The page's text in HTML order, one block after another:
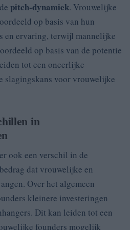
pitch-dynamiek. Vrouwelijke
op basis van hun
en ervaring, terwijl mannelijke
op basis van de potentie
tot een oneerlijke
slagingskans voor vrouwelijke
in
ook een verschil in de
dat vrouwelijke en
Over het algemeen
kleinere investeringen
Dit kan leiden tot een
founders mogelijk